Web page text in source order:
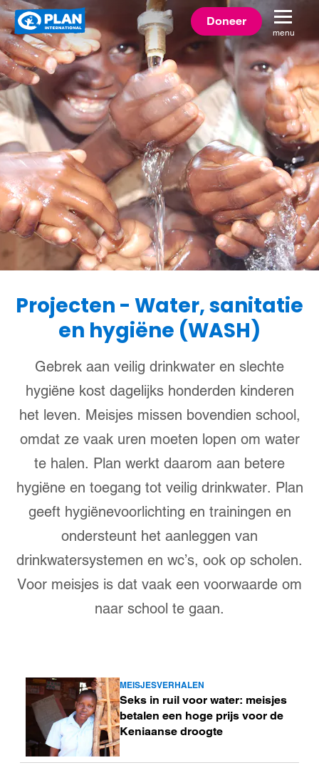
Plan
International
Doneer
menu
Projecten - Water, sanitatie
en hygiëne (WASH)
Gebrek aan veilig drinkwater en slechte
hygiëne kost dagelijks honderden kinderen
het leven. Meisjes missen bovendien school,
omdat ze vaak uren moeten lopen om water
te halen. Plan werkt daarom aan betere
hygiëne en toegang tot veilig drinkwater. Plan
geeft hygiënevoorlichting en trainingen en
ondersteunt het aanleggen van
drinkwatersystemen en wc’s, ook op scholen.
Voor meisjes is dat vaak een voorwaarde om
naar school te gaan.
MEISJESVERHALEN
Seks in ruil voor water: meisjes
betalen een hoge prijs voor de
Keniaanse droogte
Lees
meer